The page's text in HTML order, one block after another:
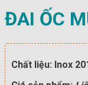
ĐAI ỐC
Chất liệu: Inox